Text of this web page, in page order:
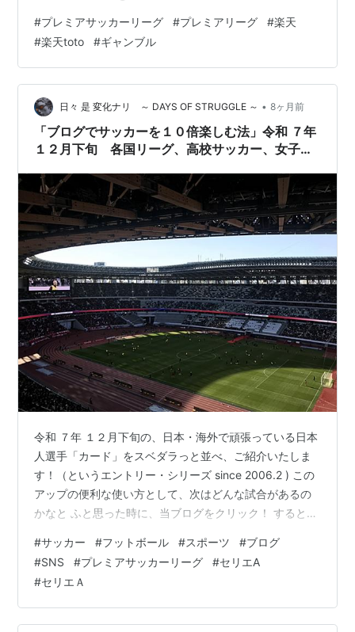
ユナイテッドはホームアドバンテージの一方でブルーノ
が欠場のため引き分けも視野。ニューカッスルは今季不
調のためアウェイユナイテッドに勝利する力はないと見
込む。 ②ここ最近のシティの完成度は高く。盤石の予
想。 ③シティに差を詰められたアーセナルはホーム…
#プレミアサッカーリーグ #プレミアリーグ #楽天
#楽天toto #ギャンブル
日々 是 変化ナリ ～ DAYS OF STRUGGLE ～ • 8ヶ月前
「ブログでサッカーを１０倍楽しむ法」令和 ７年
１２月下旬 各国リーグ、高校サッカー、女子高
闘う男女日本選手たちを強く応援だ！
令和 ７年 １２月下旬の、日本・海外で頑張っている日本
人選手「カード」をスベダラっと並べ、ご紹介いたしま
す！（というエントリー・シリーズ since 2006.2 ) この
アップの便利な使い方として、次はどんな試合があるの
かなと ふと思った時に、当ブログをクリック！ するとず
スメ。 （自分がそうやるために作ってます 笑）
12/20（土）【英プレミアリーグ】 リーズ vs クリスタ
ル・パレス 田中 碧、鎌田！ BHA vs サンダランド 三苫！
トットナム vs リバプール 高井 幸大、遠藤！ エバートン
vs アーセナル マンチェスター・シテ…
#サッカー #フットボール #スポーツ #ブログ
#SNS #プレミアサッカーリーグ #セリエA
#セリエＡ